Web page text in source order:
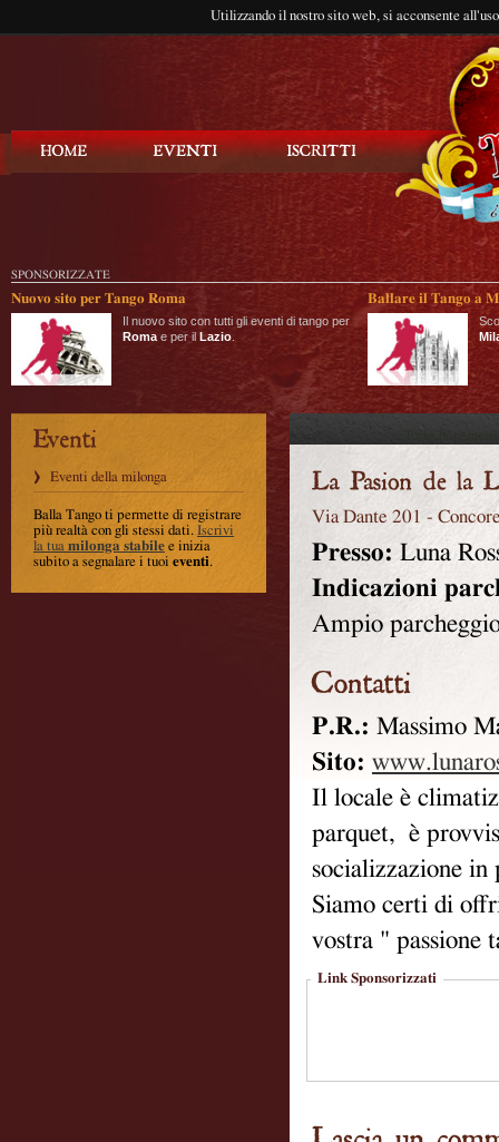
Utilizzando il nostro sito web, si acconsente
SPONSORIZZATE
Nuovo sito per Tango Roma
Il nuovo sito con tutti gli eventi di tango per
Roma e per il Lazio
Ballare il Tango a
Eventi della milonga
Balla Tango ti permette di registrare
più realtà con gli stessi dati. Iscrivi
la tua milonga stabile e inizia
subito a segnalare i tuoi eventi.
Via Dante 201 -
Presso: Luna
Indicazioni
Ampio
P.R.: Massimo
Sito:
Il locale è
parquet, è
socializzazione in
Siamo certi di
vostra " passione
Link Sponsorizzati